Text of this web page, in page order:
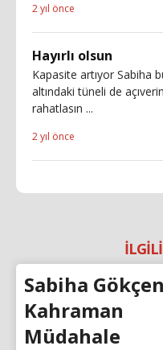
2 yıl önce
Hayırlı olsun
Kapasite artıyor Sabiha
altındaki tüneli de
rahatlasın ...
2 yıl önce
Sabiha
Kahraman
Müdahale